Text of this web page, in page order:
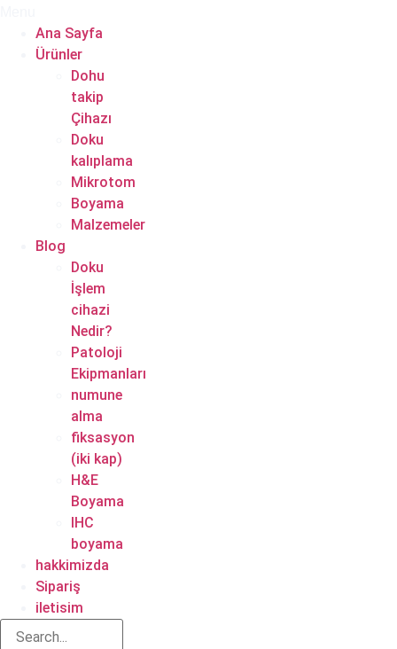
Ana Sayfa
Ürünler
Dohu
takip
Çihazı
Doku
kalıplama
Mikrotom
Boyama
Malzemeler
Blog
Doku
İşlem
cihazi
Nedir?
Patoloji
Ekipmanları
numune
alma
fiksasyon
(iki kap)
H&E
Boyama
IHC
boyama
hakkimizda
Sipariş
iletisim